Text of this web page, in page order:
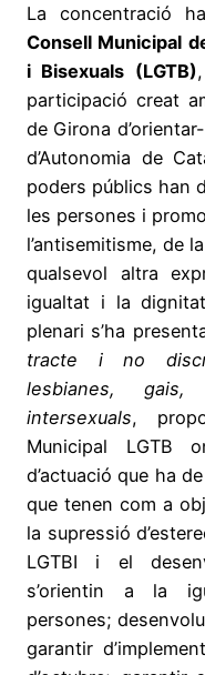
La concentració
Consell Municipal
i Bisexuals (LGTB)
participació creat
de Girona
d’Autonomia de
poders públics han
les persones i
l’antisemitisme, de
qualsevol altra
igualtat i la
plenari s’ha
tracte i no
lesbianes, gais,
intersexuals,
Municipal LGTB
d’actuació que ha
que tenen com a
la supressió
LGTBI i el
s’orientin a la
persones;
garantir